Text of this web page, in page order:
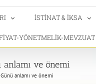
İSTİNAT & İKSA
YÖNETMELİK-
ve önemi
anlamı ve önemi